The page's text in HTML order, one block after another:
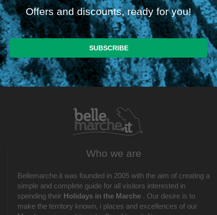
Offers and discounts, ready for you!
Who we are
Bellemarche.it was founded in 2005 with the aim of creating a
simple and complete guide for all visitors interested in
spending their Holidays in the Marche . Our desire is to
make the territory known, i places and excellences of our